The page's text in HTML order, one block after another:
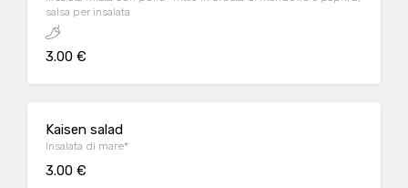
salsa per insalata
3.00 €
Kaisen salad
Insalata di mare*
3.00 €